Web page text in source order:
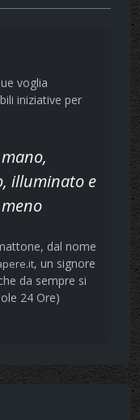
voglia
iniziative per
illuminato e
dal nome
, un signore
da sempre si
24 Ore)